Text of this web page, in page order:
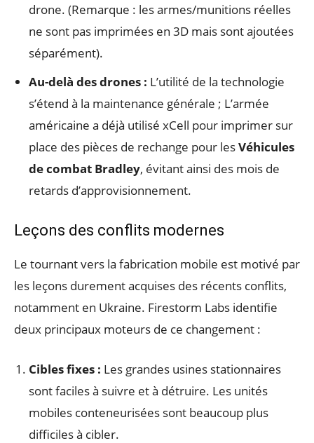
drone. (Remarque : les armes/munitions réelles
ne sont pas imprimées en 3D mais sont ajoutées
séparément).
Au-delà des drones : L’utilité de la technologie
s’étend à la maintenance générale ; L’armée
américaine a déjà utilisé xCell pour imprimer sur
place des pièces de rechange pour lesVéhicules
de combat Bradley, évitant ainsi des mois de
retards d’approvisionnement.
Leçons des conflits modernes
Le tournant vers la fabrication mobile est motivé par
les leçons durement acquises des récents conflits,
notamment en Ukraine. Firestorm Labs identifie
deux principaux moteurs de ce changement :
Cibles fixes : Les grandes usines stationnaires
sont faciles à suivre et à détruire. Les unités
mobiles conteneurisées sont beaucoup plus
difficiles à cibler.